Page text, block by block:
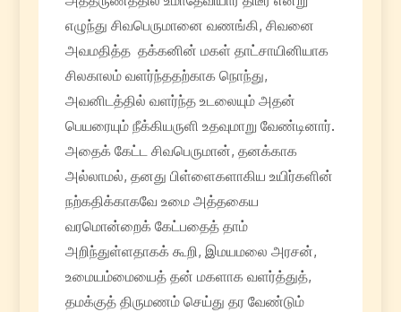
எழுந்து சிவபெருமானை வணங்கி, சிவனை
அவமதித்த தக்கனின் மகள் தாட்சாயினியாக
சிலகாலம் வளர்ந்ததற்காக நொந்து,
அவனிடத்தில் வளர்ந்த உடலையும் அதன்
பெயரையும் நீக்கியருளி உதவுமாறு வேண்டினார்.
அதைக் கேட்ட சிவபெருமான், தனக்காக
அல்லாமல், தனது பிள்ளைகளாகிய உயிர்களின்
நற்கதிக்காகவே உமை அத்தகைய
வரமொன்றைக் கேட்பதைத் தாம்
அறிந்துள்ளதாகக் கூறி, இமயமலை அரசன்,
உமையம்மையைத் தன் மகளாக வளர்த்துத்,
தமக்குத் திருமணம் செய்து தர வேண்டும்